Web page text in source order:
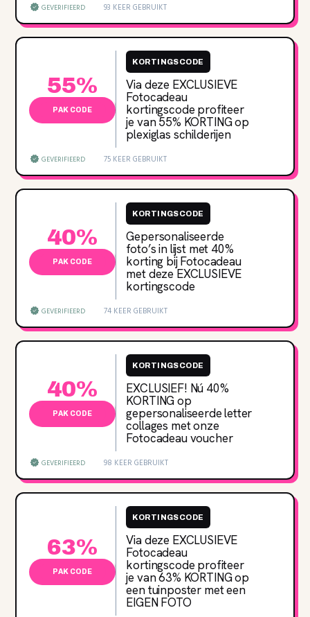
GEVERIFIEERD 93 KEER GEBRUIKT
55%
PAK CODE
KORTINGSCODE
Via deze EXCLUSIEVE
Fotocadeau
kortingscode profiteer
je van 55‌% KORTING op
plexiglas schilderijen
GEVERIFIEERD 75 KEER GEBRUIKT
40%
PAK CODE
KORTINGSCODE
Gepersonaliseerde
foto’s in lijst met 40‌%
korting bij Fotocadeau
met deze EXCLUSIEVE
kortingscode
GEVERIFIEERD 74 KEER GEBRUIKT
40%
PAK CODE
KORTINGSCODE
EXCLUSIEF! Nú 40‌%
KORTING op
gepersonaliseerde letter
collages met onze
Fotocadeau voucher
GEVERIFIEERD 98 KEER GEBRUIKT
63%
PAK CODE
KORTINGSCODE
Via deze EXCLUSIEVE
Fotocadeau
kortingscode profiteer
je van 63‌% KORTING op
een tuinposter met een
EIGEN FOTO